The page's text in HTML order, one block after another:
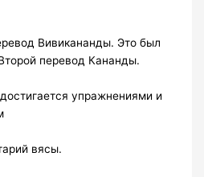
Вивикананды. Это был
перевод Кананды.
упражнениями и
вясы.